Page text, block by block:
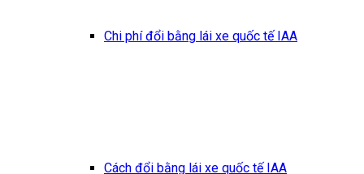
Chi phí đổi bằng lái xe quốc tế IAA
Cách đổi bằng lái xe quốc tế IAA